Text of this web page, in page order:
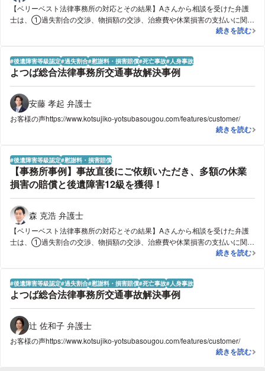
【ベリーベスト法律事務所の対応とその結果】Aさんから相談を受けた弁護
士は、①過失割合の交渉、物損額の交渉、治療費や休業損害の支払いに関す
る交渉、後遺障害申立て、最終的な賠償額の交渉をすべて弁護士が代理して
認定されやすくなること、③弁護士に依頼することで慰謝料等の賠償額が大
幅に増加する可能性が高いこと、④Aさんは弁護士費用特約に加入していた
ため、原則弁護士費用の自己負担がないことを説明しました。その後、Aさ
んからご依頼をいただき、早速相手方保険会社に交渉を開始しました。その
結果、すぐに保険会社は治療費を病院に直接支払う旨約束し、休業損害も毎
月支払うと約束してもらいました。その後、Aさんは病院での治療を継続し
ていましたが、肘の痛みはなかなか治まらず、ドライバーの仕事に復職する
休業損害の支払いをストップするという交渉をしてきました。そこで弁護士
は、Aさんの主治医から休業が必要である旨の診断書を取得するようにAさん
にアドバイスをし、職場からも出勤停止を指示する書面を発行してもらいま
した。その結果、保険会社は休業損害の支払いを継続するよう方針を変更
し、最終的には1年間以上も休業損害の支払いを受けることができました。A
さんは懸命に治療を続けましたが、1年を経過しても痛みが治まることはな
かったため、医師から症状固定の診断を受け、後遺障害の申立てをすること
となりました。後遺障害の申立てにあたっては、事前に弁護士が医師宛の書
面を作成し、必要な検査を実施していただくよう依頼をしていましたので、
医師が神経伝導速度検査を実施し、他覚的所見がある旨を後遺障害診断書に
につなげることができました。弁護士に依頼していなければ、14級9号の認
定に留まった可能性も十分にありましたので、Aさんに喜んでいただけて弁
護士としても非常に嬉しい気持ちになりました。
【事務所事例
続きを読む
後遺障害等級認定 過失割合 慰謝料・損害賠償 死亡事故 人身事故
よつば総合法律事務所交通事故解決事例
安藤 孝起 弁護士
お客様の声https://www.kotsujiko-yotsubasougou.com/features/customer/
よつば総合法
続きを読む
後遺障害等級認定 慰謝料・損害賠償
【事務所事例】事故直後にご依頼いただき、多額の休業
損害の賠償と後遺障害12級を獲得！
森 克浩 弁護士
【ベリーベスト法律事務所の対応とその結果】Aさんから相談を受けた弁護
士は、①過失割合の交渉、物損額の交渉、治療費や休業損害の支払いに関す
る交渉、後遺障害申立て、最終的な賠償額の交渉をすべて弁護士が代理して
認定されやすくなること、③弁護士に依頼することで慰謝料等の賠償額が大
幅に増加する可能性が高いこと、④Aさんは弁護士費用特約に加入していた
ため、原則弁護士費用の自己負担がないことを説明しました。その後、Aさ
んからご依頼をいただき、早速相手方保険会社に交渉を開始しました。その
結果、すぐに保険会社は治療費を病院に直接支払う旨約束し、休業損害も毎
月支払うと約束してもらいました。その後、Aさんは病院での治療を継続し
ていましたが、肘の痛みはなかなか治まらず、ドライバーの仕事に復職する
【事務所事例
続きを読む
後遺障害等級認定 過失割合 慰謝料・損害賠償 死亡事故 人身事故
よつば総合法律事務所交通事故解決事例
辻 佐和子 弁護士
お客様の声https://www.kotsujiko-yotsubasougou.com/features/customer/
よつば総合法
続きを読む